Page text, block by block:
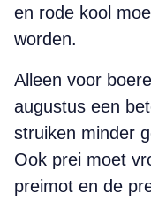
en rode kool
worden.
Alleen voor
augustus een
struiken minder
Ook prei moet
preimot en de